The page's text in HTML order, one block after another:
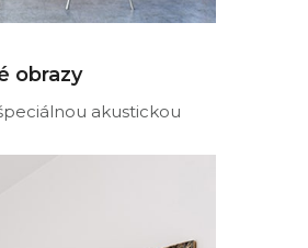
obrazy
akustickou